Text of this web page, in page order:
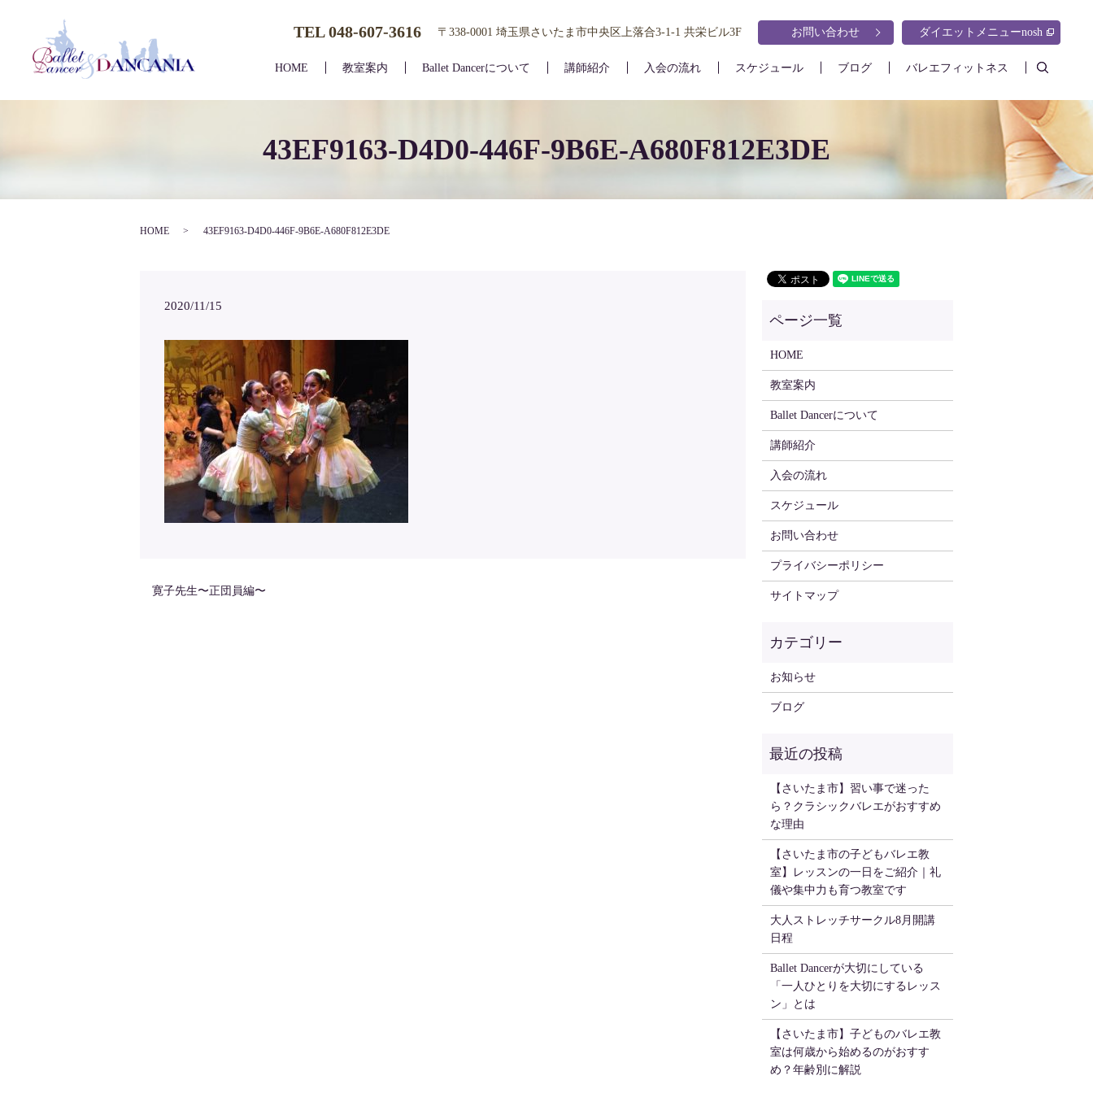
HOME 教室案内 Ballet Dancerについて 講師紹介 入会の流れ スケジュール ブログ バレエフィットネス search
TEL 048-607-3616 〒338-0001 埼玉県さいたま市中央区上落合3-1-1 共栄ビル3F お問い合わせ ダイエットメニューnosh
43EF9163-D4D0-446F-9B6E-A680F812E3DE
HOME 43EF9163-D4D0-446F-9B6E-A680F812E3DE
2020/11/15
寛子先生〜正団員編〜
HOME
教室案内
Ballet Dancerについて
講師紹介
入会の流れ
スケジュール
お問い合わせ
プライバシーポリシー
サイトマップ
お知らせ
ブログ
【さいたま市】習い事で迷った
ら？クラシックバレエがおすすめ
な理由
【さいたま市の子どもバレエ教
室】レッスンの一日をご紹介｜礼
儀や集中力も育つ教室です
大人ストレッチサークル8月開講
日程
Ballet Dancerが大切にしている
「一人ひとりを大切にするレッス
ン」とは
【さいたま市】子どものバレエ教
室は何歳から始めるのがおすす
め？年齢別に解説